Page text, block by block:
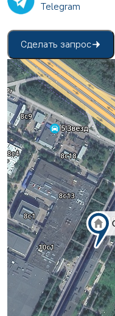
Telegram
Сделать запрос